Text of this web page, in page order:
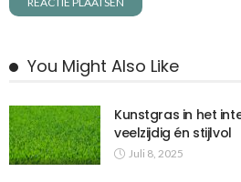
You Might Also Like
Kunstgras in het
veelzijdig én stijlvol
Juli 8, 2025